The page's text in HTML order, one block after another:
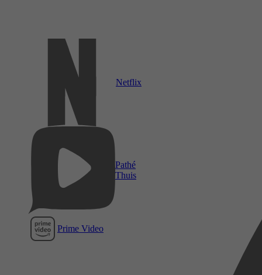
Netflix
Pathé
Thuis
Prime Video